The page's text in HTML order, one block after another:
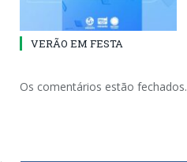
VERÃO EM FESTA
Os comentários estão fechados.